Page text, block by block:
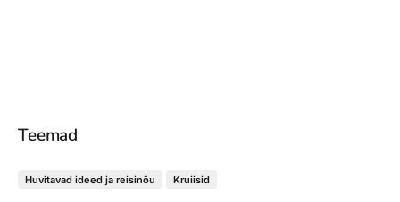
Teemad
Huvitavad ideed ja reisinõu Kruiisid